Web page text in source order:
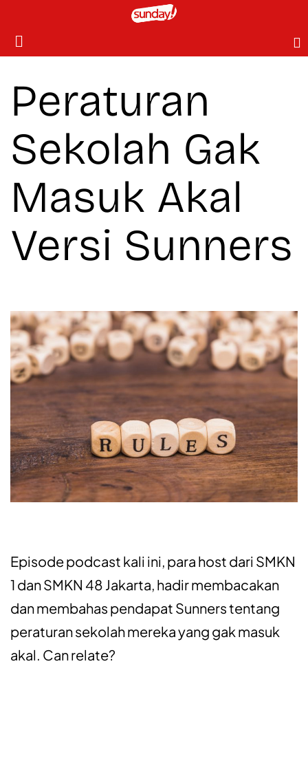
Peraturan
Sekolah Gak
Masuk Akal
Versi Sunners
Episode podcast kali ini, para host dari SMKN
1 dan SMKN 48 Jakarta, hadir membacakan
dan membahas pendapat Sunners tentang
peraturan sekolah mereka yang gak masuk
akal. Can relate?